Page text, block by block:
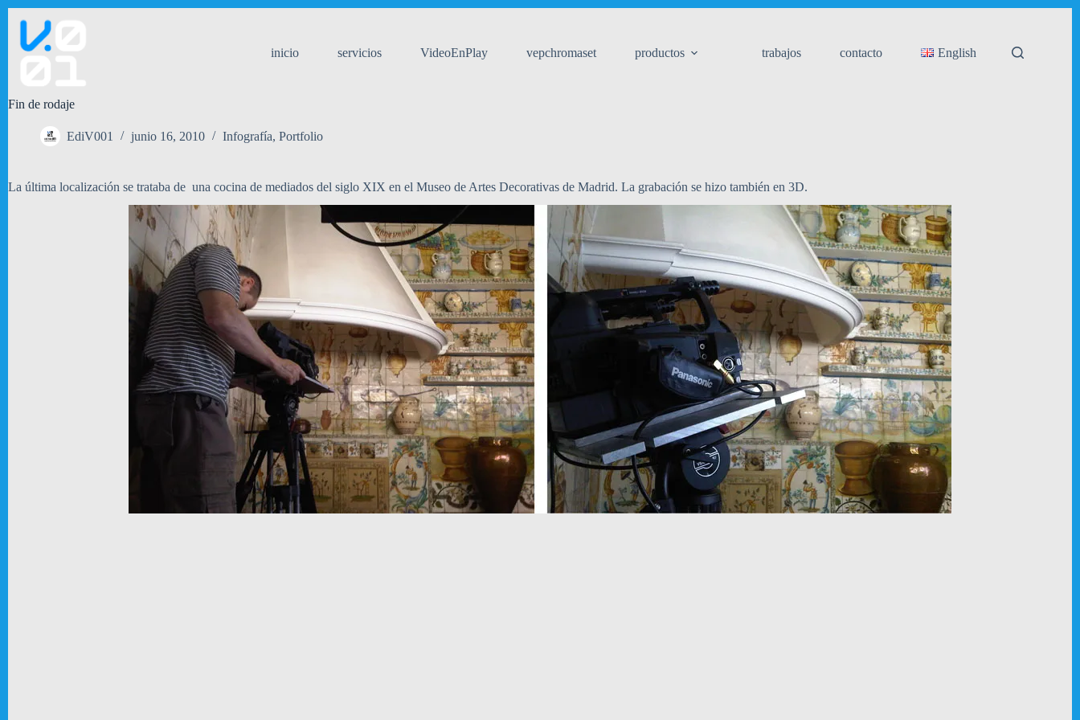
contenido
inicio servicios VideoEnPlay vepchromaset productos trabajos contacto English
Fin de rodaje
EdiV001 junio 16, 2010 Infografía, Portfolio
La última localización se trataba de una cocina de mediados del siglo XIX en el Museo de Artes Decorativas de Madrid. La grabación se hizo también en 3D.